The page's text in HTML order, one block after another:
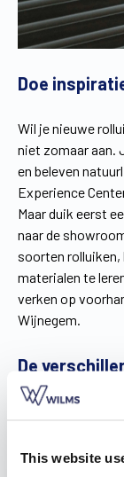
This website
Doe
Wil je nieuwe
niet zomaar aan.
en beleven
Experience
Maar duik eerst
naar de
soorten rolluiken,
materialen te
verken op
Wijnegem.
De
Wijnegem
soorten rolluiken